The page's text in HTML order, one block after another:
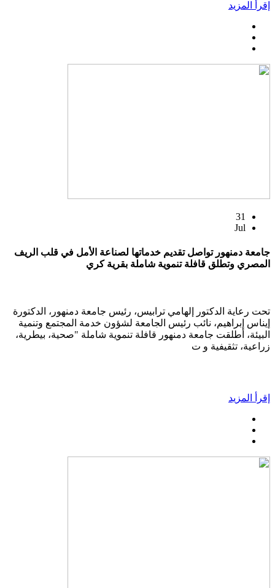
إقرأ المزيد
31
Jul
جامعة دمنهور تواصل تقديم خدماتها لصناعة الأمل في قلب الريف
المصري وتطلق قافلة تنموية شاملة بقرية كري
تحت رعاية الدكتور إلهامي ترابيس، رئيس جامعة دمنهور، الدكتورة
إيناس إبراهيم، نائب رئيس الجامعة لشؤون خدمة المجتمع وتنمية
البيئة، أطلقت جامعة دمنهور قافلة تنموية شاملة "صحية، بيطرية،
زراعية، تثقيفية و ت
إقرأ المزيد